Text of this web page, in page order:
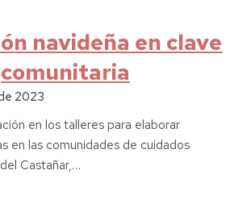
navideña en clave
comunitaria
2023
en los talleres para elaborar
en las comunidades de cuidados
Castañar,…